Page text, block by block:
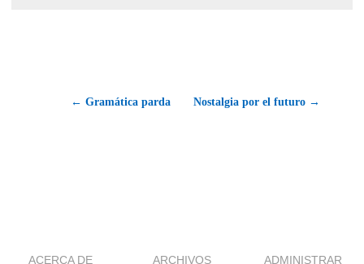
← Gramática parda Nostalgia por el futuro →
ACERCA DE ARCHIVOS ADMINISTRAR